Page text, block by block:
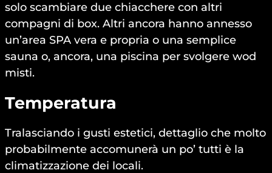
solo scambiare due chiacchere con altri
compagni di box. Altri ancora hanno annesso
un’area SPA vera e propria o una semplice
sauna o, ancora, una piscina per svolgere wod
misti.
Temperatura
Tralasciando i gusti estetici, dettaglio che molto
probabilmente accomunerà un po’ tutti è la
climatizzazione dei locali.